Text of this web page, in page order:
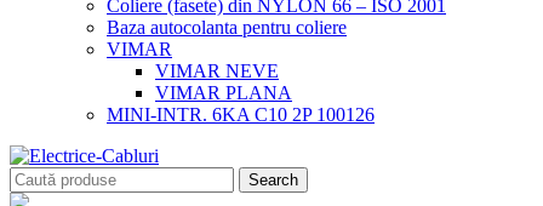
Coliere (fasete) din NYLON 66 – ISO 2001
Baza autocolanta pentru coliere
VIMAR
VIMAR NEVE
VIMAR PLANA
MINI-INTR. 6KA C10 2P 100126
Search